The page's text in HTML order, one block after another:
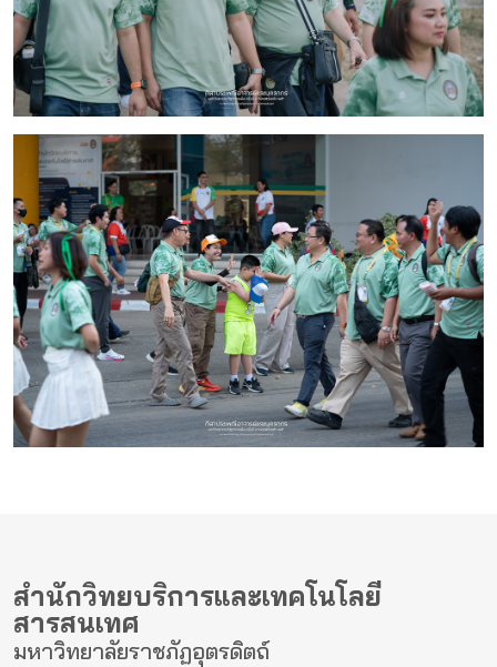
สำนักวิทยบริการและเทคโนโลยี
สารสนเทศ
มหาวิทยาลัยราชภัฏอุตรดิตถ์